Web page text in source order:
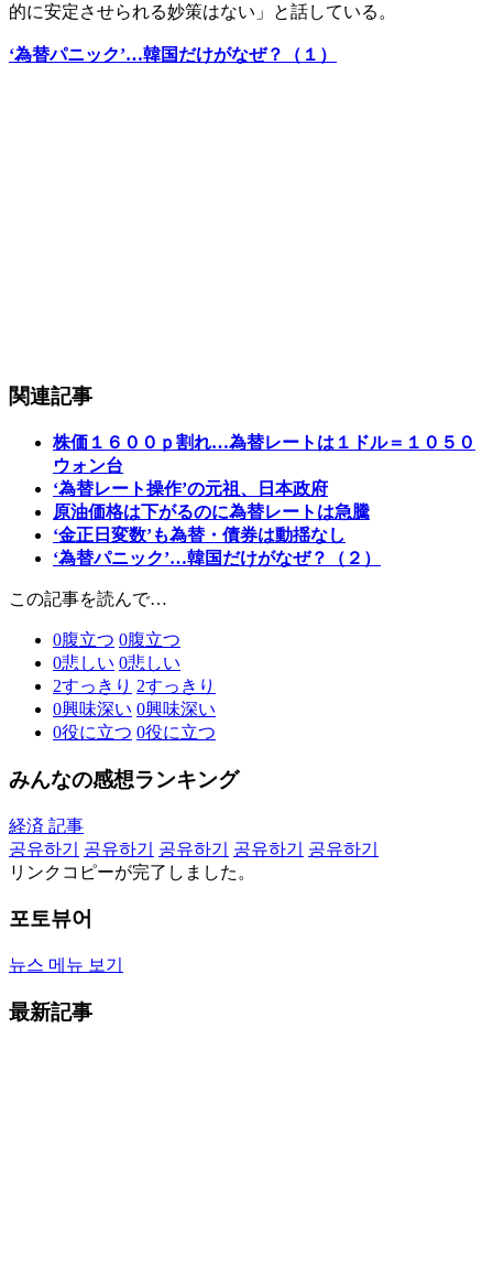
的に安定させられる妙策はない」と話している。
‘為替パニック’…韓国だけがなぜ？（１）
関連記事
株価１６００ｐ割れ…為替レートは１ドル＝１０５０
ウォン台
‘為替レート操作’の元祖、日本政府
原油価格は下がるのに為替レートは急騰
‘金正日変数’も為替・債券は動揺なし
‘為替パニック’…韓国だけがなぜ？（２）
この記事を読んで…
0腹立つ 0腹立つ
0悲しい 0悲しい
2すっきり 2すっきり
0興味深い 0興味深い
0役に立つ 0役に立つ
みんなの感想ランキング
経済 記事
공유하기
공유하기 공유하기 공유하기
공유하기
リンクコピーが完了しました。
포토뷰어
뉴스 메뉴 보기
最新記事